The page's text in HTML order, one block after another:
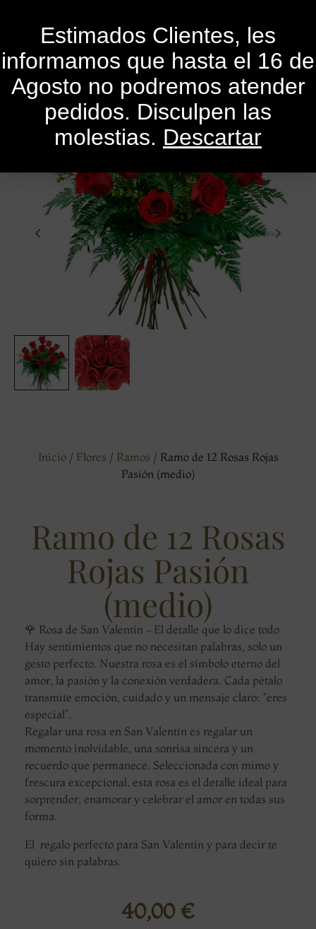
Estimados Clientes, les
informamos que hasta el 16 de
Agosto no podremos atender
pedidos. Disculpen las
molestias. Descartar
Inicio/ Flores / Ramos / Ramo de 12 Rosas Rojas
Pasión (medio)
Ramo de 12 Rosas
Rojas Pasión
(medio)
🌹 Rosa de San Valentín – El detalle que lo dice todo
Hay sentimientos que no necesitan palabras, solo un
gesto perfecto. Nuestra rosa es el símbolo eterno del
amor, la pasión y la conexión verdadera. Cada pétalo
transmite emoción, cuidado y un mensaje claro: “eres
especial”.
Regalar una rosa en San Valentín es regalar un
momento inolvidable, una sonrisa sincera y un
recuerdo que permanece. Seleccionada con mimo y
frescura excepcional, esta rosa es el detalle ideal para
sorprender, enamorar y celebrar el amor en todas sus
forma.
El regalo perfecto para San Valentín y para decir te
quiero sin palabras.
40,00 €